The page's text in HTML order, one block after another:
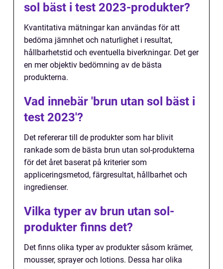
sol bäst i test 2023-produkter?
Kvantitativa mätningar kan användas för att
bedöma jämnhet och naturlighet i resultat,
hållbarhetstid och eventuella biverkningar. Det ger
en mer objektiv bedömning av de bästa
produkterna.
Vad innebär 'brun utan sol bäst i
test 2023'?
Det refererar till de produkter som har blivit
rankade som de bästa brun utan sol-produkterna
för det året baserat på kriterier som
appliceringsmetod, färgresultat, hållbarhet och
ingredienser.
Vilka typer av brun utan sol-
produkter finns det?
Det finns olika typer av produkter såsom krämer,
mousser, sprayer och lotions. Dessa har olika